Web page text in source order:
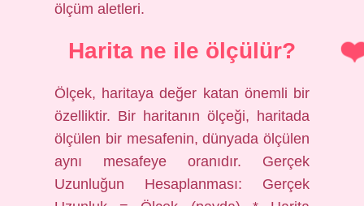
ölçüm aletleri.
Harita ne ile ölçülür?
Ölçek, haritaya değer katan önemli bir
özelliktir. Bir haritanın ölçeği, haritada
ölçülen bir mesafenin, dünyada ölçülen
aynı mesafeye oranıdır. Gerçek
Uzunluğun Hesaplanması: Gerçek